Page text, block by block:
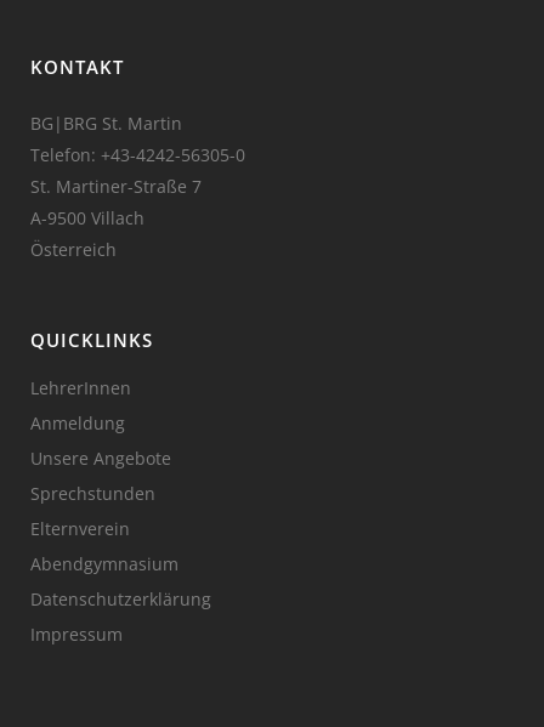
KONTAKT
BG|BRG St. Martin
Telefon: +43-4242-56305-0
St. Martiner-Straße 7
A-9500 Villach
Österreich
QUICKLINKS
LehrerInnen
Anmeldung
Unsere Angebote
Sprechstunden
Elternverein
Abendgymnasium
Datenschutzerklärung
Impressum